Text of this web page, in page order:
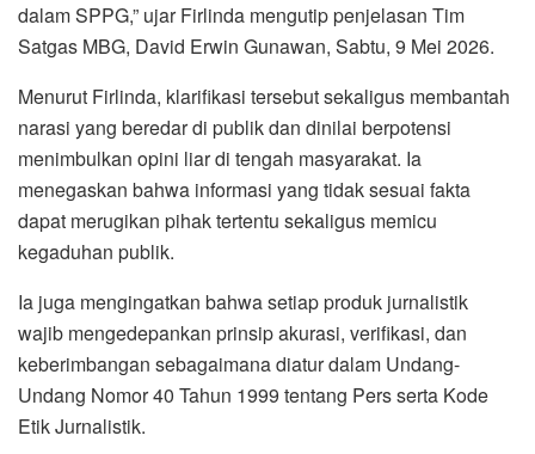
dalam SPPG,” ujar Firlinda mengutip penjelasan Tim
Satgas MBG, David Erwin Gunawan, Sabtu, 9 Mei 2026.
Menurut Firlinda, klarifikasi tersebut sekaligus membantah
narasi yang beredar di publik dan dinilai berpotensi
menimbulkan opini liar di tengah masyarakat. Ia
menegaskan bahwa informasi yang tidak sesuai fakta
dapat merugikan pihak tertentu sekaligus memicu
kegaduhan publik.
Ia juga mengingatkan bahwa setiap produk jurnalistik
wajib mengedepankan prinsip akurasi, verifikasi, dan
keberimbangan sebagaimana diatur dalam Undang-
Undang Nomor 40 Tahun 1999 tentang Pers serta Kode
Etik Jurnalistik.